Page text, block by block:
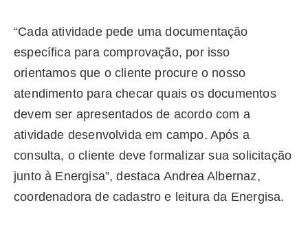
“Cada atividade pede uma documentação
específica para comprovação, por isso
orientamos que o cliente procure o nosso
atendimento para checar quais os documentos
devem ser apresentados de acordo com a
atividade desenvolvida em campo. Após a
consulta, o cliente deve formalizar sua solicitação
junto à Energisa”, destaca Andrea Albernaz,
coordenadora de cadastro e leitura da Energisa.